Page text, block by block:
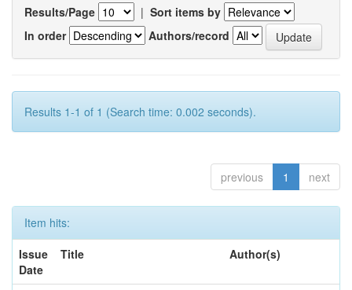
Results/Page | Sort items by
In order
Authors/record
Results 1-1 of 1 (Search time: 0.002 seconds).
previous 1 next
Item hits:
Issue
Date
Title Author(s)